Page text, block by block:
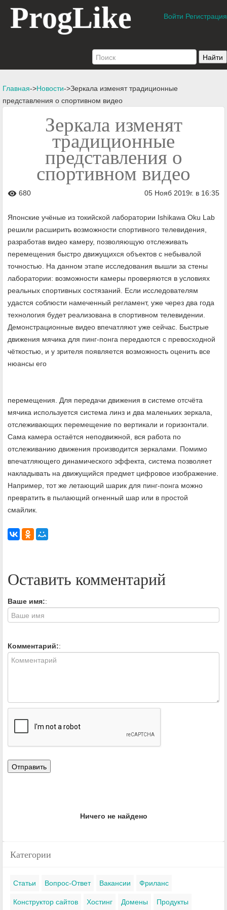
ProgLike Войти Регистрация
Главная->Новости->Зеркала изменят традиционные
представления о спортивном видео
Зеркала изменят
традиционные
представления о
спортивном видео
visibility 680 05 Нояб 2019г. в 16:35
Японские учёные из токийской лаборатории Ishikawa Oku Lab
решили расширить возможности спортивного телевидения,
разработав видео камеру, позволяющую отслеживать
перемещения быстро движущихся объектов с небывалой
точностью. На данном этапе исследования вышли за стены
лаборатории: возможности камеры проверяются в условиях
реальных спортивных состязаний. Если исследователям
удастся соблюсти намеченный регламент, уже через два года
технология будет реализована в спортивном телевидении.
Демонстрационные видео впечатляют уже сейчас. Быстрые
движения мячика для пинг-понга передаются с превосходной
чёткостью, и у зрителя появляется возможность оценить все
нюансы его
перемещения. Для передачи движения в системе отсчёта
мячика используется система линз и два маленьких зеркала,
отслеживающих перемещение по вертикали и горизонтали.
Сама камера остаётся неподвижной, вся работа по
отслеживанию движения производится зеркалами. Помимо
впечатляющего динамического эффекта, система позволяет
накладывать на движущийся предмет цифровое изображение.
Например, тот же летающий шарик для пинг-понга можно
превратить в пылающий огненный шар или в простой
смайлик.
Оставить комментарий
Ваше имя::
Комментарий::
Ничего не найдено
Категории
Статьи Вопрос-Ответ Вакансии Фриланс
Конструктор сайтов Хостинг Домены Продукты